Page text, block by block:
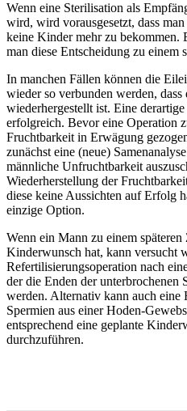
Wenn eine Sterilisation als
wird, wird vorausgesetzt, dass
keine Kinder mehr zu bekommen.
man diese Entscheidung zu einem
In manchen Fällen können die
wieder so verbunden werden,
wiederhergestellt ist. Eine
erfolgreich. Bevor eine Operation
Fruchtbarkeit in Erwägung
zunächst eine (neue)
männliche Unfruchtbarkeit
Wiederherstellung der
diese keine Aussichten auf Erfolg
einzige Option.
Wenn ein Mann zu einem
Kinderwunsch hat, kann versucht
Refertilisierungsoperation nach
der die Enden der unterbrochenen
werden. Alternativ kann auch
Spermien aus einer Hoden-
entsprechend eine geplante
durchzuführen.